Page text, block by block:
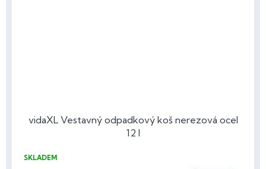
vidaXL Vestavný odpadkový koš nerezová ocel
12 l
SKLADEM